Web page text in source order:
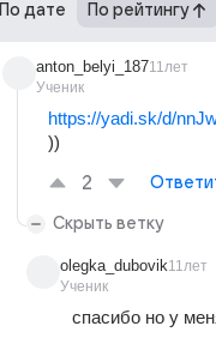
По дате По рейтингу
anton_belyi_187
Ученик
11лет
https://yadi.sk/d/
))
2
Скрыть ветку
olegka_dubovik
Ученик
11лет
спасибо но у